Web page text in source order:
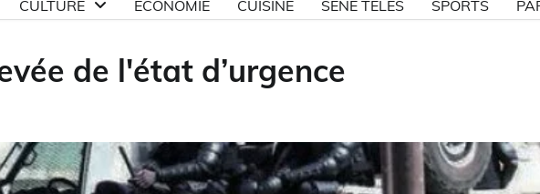
CULTURE ECONOMIE CUISINE SÉNE TÉLÉS SPORTS
de l'état d’urgence